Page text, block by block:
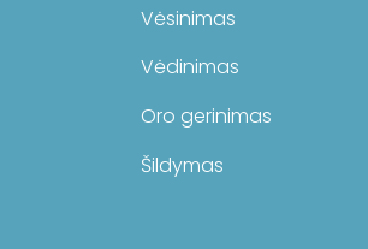
Vėsinimas
Vėdinimas
Oro gerinimas
Šildymas